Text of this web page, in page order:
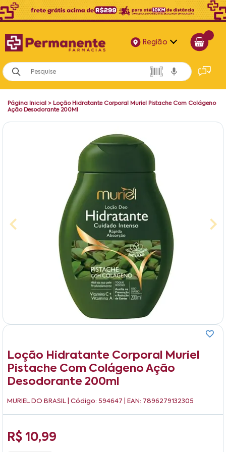
Região
Alagoas
Bahia
Página Inicial > Loção Hidratante Corporal Muriel Pistache Com Colágeno
Ação Desodorante 200Ml
Loção Hidratante Corporal Muriel
Pistache Com Colágeno Ação
Desodorante 200ml
MURIEL DO BRASIL | Código: 594647 | EAN: 7896279132305
R$ 10,99